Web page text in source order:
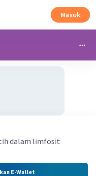
Masuk
dalam limfosit
E-Wallet